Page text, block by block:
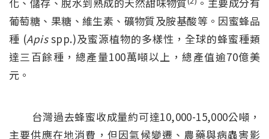
葡萄糖、果糖、維生素、礦物質及胺基酸等。因蜜蜂品
種 (Apisspp.)及蜜源植物的多樣性，全球的蜂蜜種類
達三百餘種，總產量100萬噸以上，總產值逾70億美
元。
台灣過去蜂蜜收成量約可達10,000-15,000公噸，
主要供應在地消費，但因氣候變遷、農藥與病蟲害影